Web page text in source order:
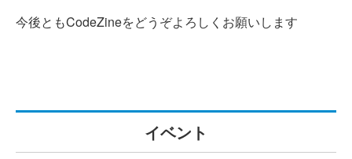
今後ともCodeZineをどうぞよろしくお願いします
イベント